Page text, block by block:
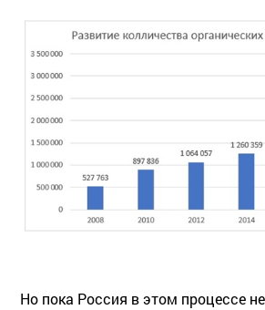
Но пока Россия в этом процессе